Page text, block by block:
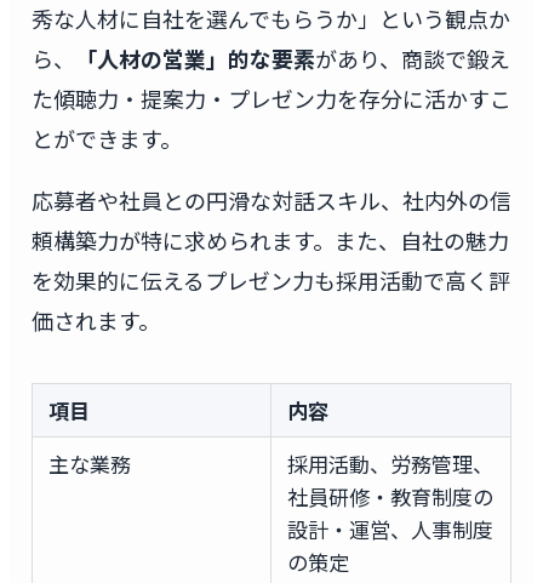
秀な人材に自社を選んでもらうか」という観点か
ら、
「人材の営業」的な要素があり、商談で鍛え
た傾聴力・提案力・プレゼン力を存分に活かすこ
とができます。
応募者や社員との円滑な対話スキル、社内外の信
頼構築力が特に求められます。また、自社の魅力
を効果的に伝えるプレゼン力も採用活動で高く評
価されます。
項目
内容
主な業務
採用活動、労務管理、
社員研修・教育制度の
設計・運営、人事制度
の策定